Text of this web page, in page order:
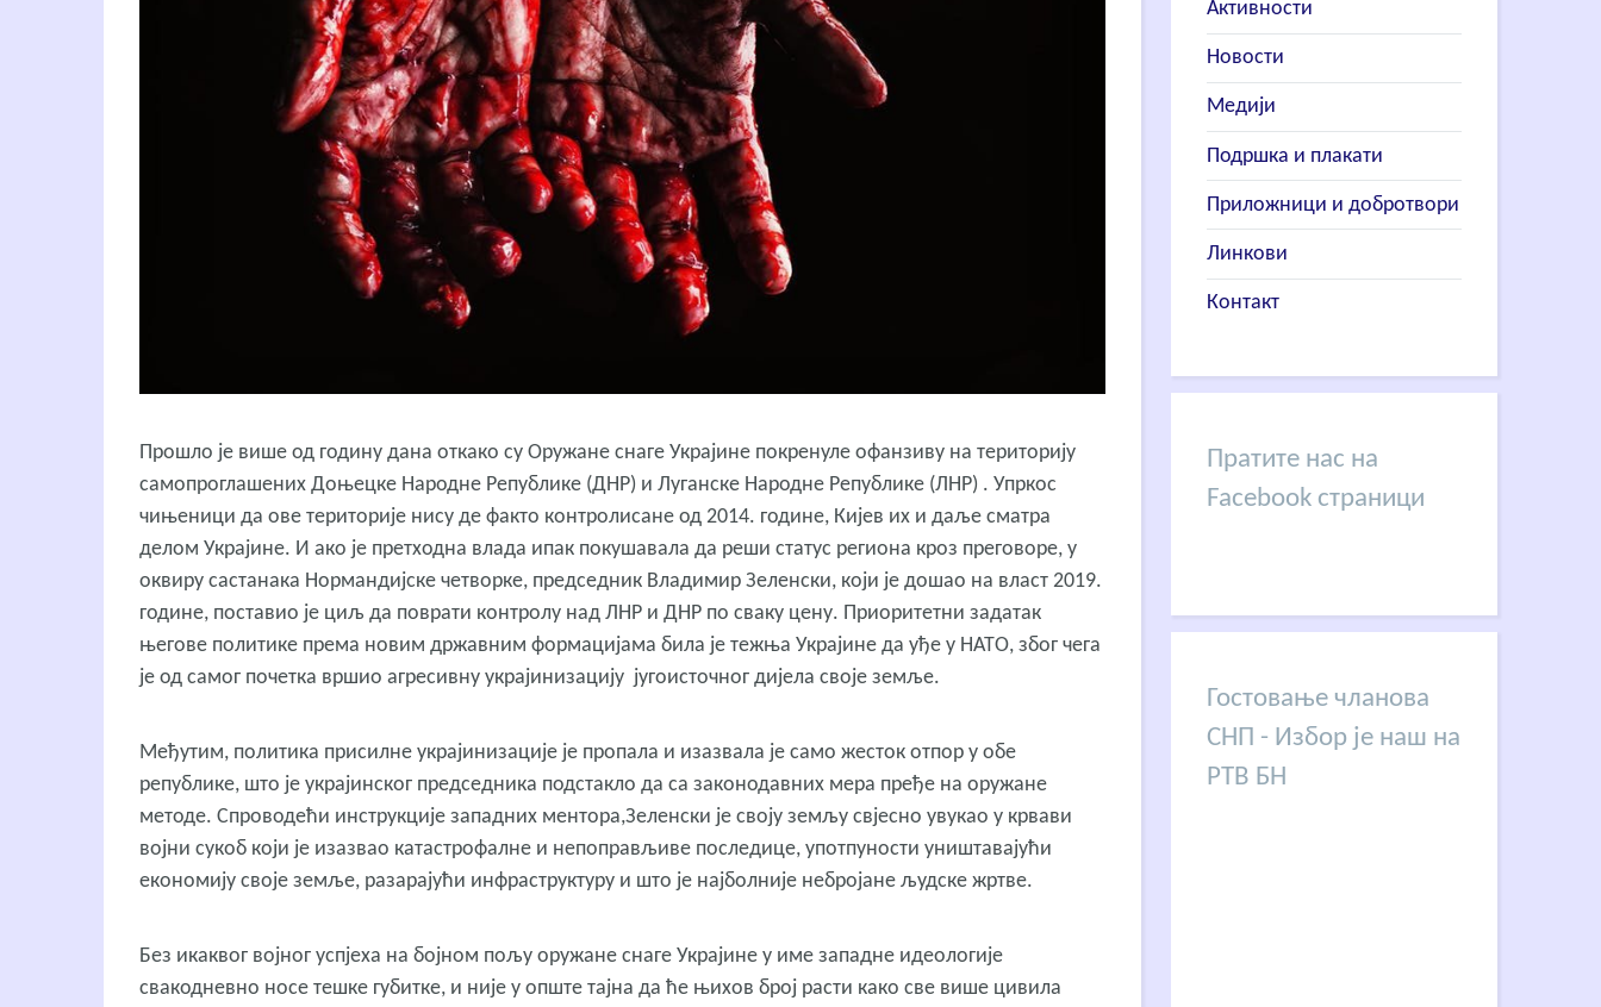
Прошло је више од годину дана откако су Оружане снаге Украјине покренуле офанзиву на територију
самопроглашених Доњецке Hародне Републике (ДНР) и Луганске Народне Републике (ЛНР) . Упркос
чињеници да ове територије нису де факто контролисане од 2014. године, Кијев их и даље сматра
делом Украјине. И ако је претходна влада ипак покушавала да реши статус региона кроз преговоре, у
оквиру састанака Нормандијске четворке, председник Владимир Зеленски, који је дошао на власт 2019.
године, поставио је циљ да поврати контролу над ЛНР и ДНР по сваку цену. Приоритетни задатак
његове политике према новим државним формацијама била је тежња Украјине да уђе у НАТО, због чега
је од самог почетка вршио агресивну украјинизацију југоисточног дијела своје земље.
Међутим, политика присилне украјинизације је пропала и изазвала је само жесток отпор у обе
републике, што је украјинског председника подстакло да са законодавних мера пређе на оружане
методе. Спроводећи инструкције западних ментора,Зеленски је своју земљу свјесно увукао у крвави
војни сукоб који је изазвао катастрофалне и непоправљиве последице, употпуности уништавајући
економију своје земље, разарајући инфраструктуру и што је најболније небројане људске жртве.
Без икаквог војног успјеха на бојном пољу оружане снаге Украјине у име западне идеологије
свакодневно носе тешке губитке, и није у опште тајна да ће њихов број расти како све више цивила
Активности
Новости
Медији
Подршка и плакати
Приложници и добротвори
Линкови
Контакт
Пратите нас на
Facebook страници
Гостовање чланова
СНП - Избор је наш на
РТВ БН